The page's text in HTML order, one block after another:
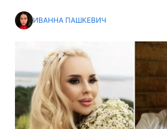
ИВАННА ПАШКЕВИЧ